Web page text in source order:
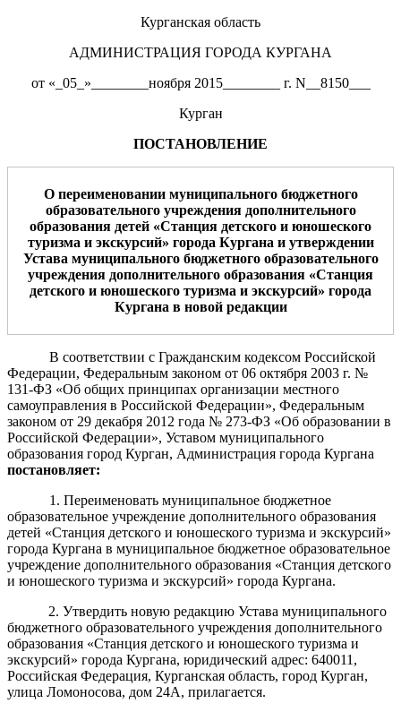
Курганская область
АДМИНИСТРАЦИЯ ГОРОДА КУРГАНА
от «_05_»________ноября 2015________ г. N__8150___
Курган
ПОСТАНОВЛЕНИЕ
О переименовании муниципального бюджетного
образовательного учреждения дополнительного
образования детей «Станция детского и юношеского
туризма и экскурсий» города Кургана и утверждении
Устава муниципального бюджетного образовательного
учреждения дополнительного образования «Станция
детского и юношеского туризма и экскурсий» города
Кургана в новой редакции
В соответствии с Гражданским кодексом Российской
Федерации, Федеральным законом от 06 октября 2003 г. №
131-ФЗ «Об общих принципах организации местного
самоуправления в Российской Федерации», Федеральным
законом от 29 декабря 2012 года № 273-ФЗ «Об образовании в
Российской Федерации», Уставом муниципального
образования город Курган, Администрация города Кургана
постановляет:
1. Переименовать муниципальное бюджетное
образовательное учреждение дополнительного образования
детей «Станция детского и юношеского туризма и экскурсий»
города Кургана в муниципальное бюджетное образовательное
учреждение дополнительного образования «Станция детского
и юношеского туризма и экскурсий» города Кургана.
2. Утвердить новую редакцию Уставамуниципального
бюджетного образовательного учреждения дополнительного
образования «Станция детского и юношеского туризма и
экскурсий» города Кургана, юридический адрес: 640011,
Российская Федерация, Курганская область, город Курган,
улица Ломоносова, дом 24А, прилагается.